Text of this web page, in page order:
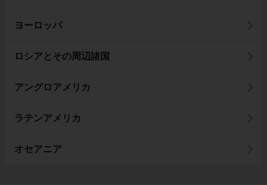
ヨーロッパ
ロシアとその周辺諸国
アングロアメリカ
ラテンアメリカ
オセアニア